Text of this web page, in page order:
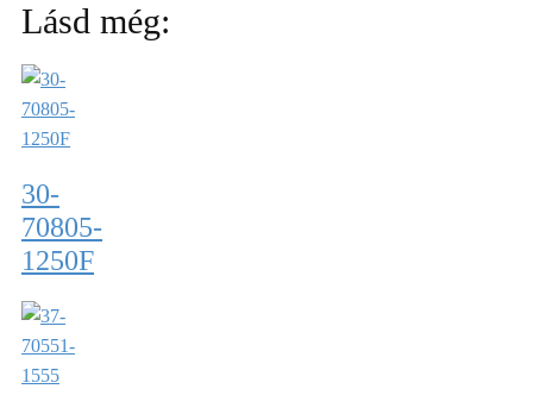
Lásd még:
30-
70805-
1250F